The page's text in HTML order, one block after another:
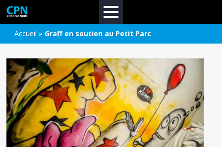
Accueil » Graff en soutien au Petit Parc